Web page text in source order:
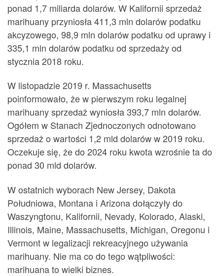
ponad 1,7 miliarda dolarów. W Kalifornii sprzedaż
marihuany przyniosła 411,3 mln dolarów podatku
akcyzowego, 98,9 mln dolarów podatku od uprawy i
335,1 mln dolarów podatku od sprzedaży od
stycznia 2018 roku.
W listopadzie 2019 r. Massachusetts
poinformowało, że w pierwszym roku legalnej
marihuany sprzedaż wyniosła 393,7 mln dolarów.
Ogółem w Stanach Zjednoczonych odnotowano
sprzedaż o wartości 1,2 mld dolarów w 2019 roku.
Oczekuje się, że do 2024 roku kwota wzrośnie ta do
ponad 30 mld dolarów.
W ostatnich wyborach New Jersey, Dakota
Południowa, Montana i Arizona dołączyły do
Waszyngtonu, Kalifornii, Nevady, Kolorado, Alaski,
Illinois, Maine, Massachusetts, Michigan, Oregonu i
Vermont w legalizacji rekreacyjnego używania
marihuany. Nie ma co do tego wątpliwości:
marihuana to wielki biznes.